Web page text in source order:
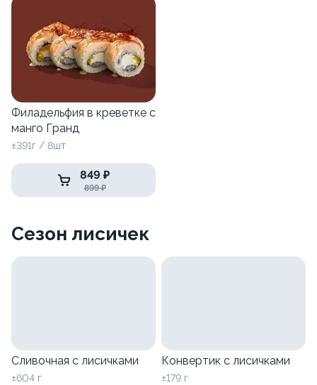
Филадельфия в креветке с
манго Гранд
±391г / 8шт
849 ₽
899 ₽
Сезон лисичек
Сливочная с лисичками
±604 г
Конвертик с лисичками
±179 г